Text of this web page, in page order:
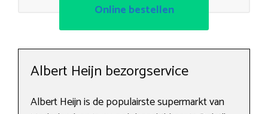
Online bestellen
Albert Heijn bezorgservice
Albert Heijn is de populairste supermarkt van